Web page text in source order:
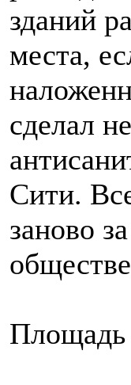
зданий
места,
сделал
Сити.
заново